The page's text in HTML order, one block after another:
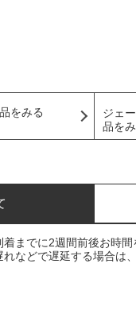
をみる
ジェ
品を
までに2週間前後お時
などで遅延する場合は